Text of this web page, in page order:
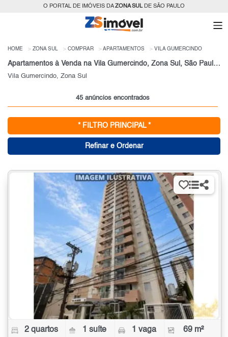
O PORTAL DE IMÓVEIS DAZONA SULDE SÃO PAULO
HOME ZONA SUL COMPRAR APARTAMENTOS VILA GUMERCINDO
Apartamentos à Venda na Vila Gumercindo, Zona Sul, São Paulo, SP
Vila Gumercindo, Zona Sul
45 anúncios encontrados
* FILTRO PRINCIPAL *
Refinar e Ordenar
2 quartos 1 suíte 1 vaga 69 m²